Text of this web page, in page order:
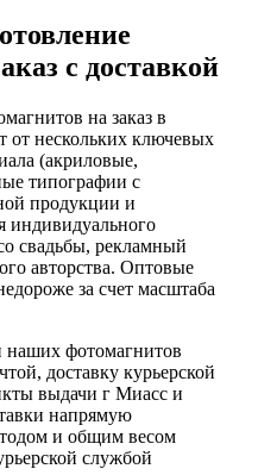
с доставкой
на заказ в
от нескольких ключевых
(акриловые,
типографии с
продукции и
индивидуального
свадьбы, рекламный
авторства. Оптовые
за счет масштаба
наших фотомагнитов
доставку курьерской
выдачи г Миасс и
напрямую
и общим весом
службой